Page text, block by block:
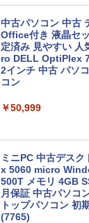
GB SSD256GB/
み 13.3インチ液晶
3.0ポート 無線
ワーク
￥21,800
インテル 第7世代
爆速SSD 512GB
端子 USB3.0 Wi-
イルPC 初期設定済
Windows11 Pro
￥23,900
中古パソコン 中古
Office付き 液晶セ
定済み 見やすい
ro DELL OptiPlex
2インチ 中古 パソ
コン
￥50,999
ミニPC 中古デス
x 5060 micro
500T メモリ 4GB
月保証 中古パソコ
トップパソコン 初
(7765)